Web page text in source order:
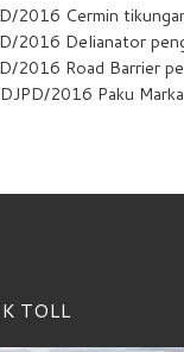
2016 Cermin
2016 Delianator
2016 Road Barrier
2016 Paku Marka
TOLL